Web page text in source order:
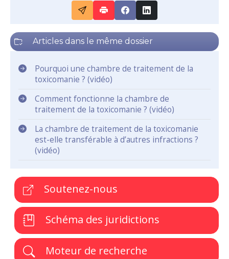
Articles dans le même dossier
Pourquoi une chambre de traitement de la
toxicomanie ? (vidéo)
Comment fonctionne la chambre de
traitement de la toxicomanie ? (vidéo)
La chambre de traitement de la toxicomanie
est-elle transférable à d’autres infractions ?
(vidéo)
Soutenez-nous
Schéma des juridictions
Moteur de recherche